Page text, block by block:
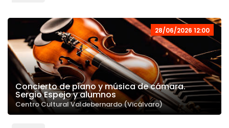
28/06/2026 12:00
Concierto de piano y música de cámara.
Sergio Espejo y alumnos
Centro Cultural Valdebernardo (Vicálvaro)